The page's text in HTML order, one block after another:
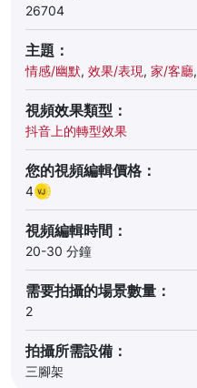
26704
主題：
情感/幽默, 效果/表現, 家/客廳,
視頻效果類型：
抖音上的轉型效果
您的視頻編輯價格：
4
視頻編輯時間：
20-30 分鐘
需要拍攝的場景數量：
2
拍攝所需設備：
三腳架